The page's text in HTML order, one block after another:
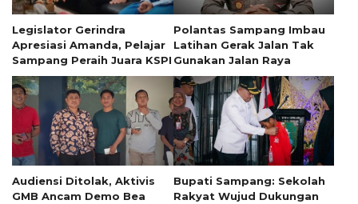
Legislator Gerindra
Apresiasi Amanda, Pelajar
Sampang Peraih Juara KSPI
Polantas Sampang Imbau
Latihan Gerak Jalan Tak
Gunakan Jalan Raya
Audiensi Ditolak, Aktivis
GMB Ancam Demo Bea
Bupati Sampang: Sekolah
Rakyat Wujud Dukungan